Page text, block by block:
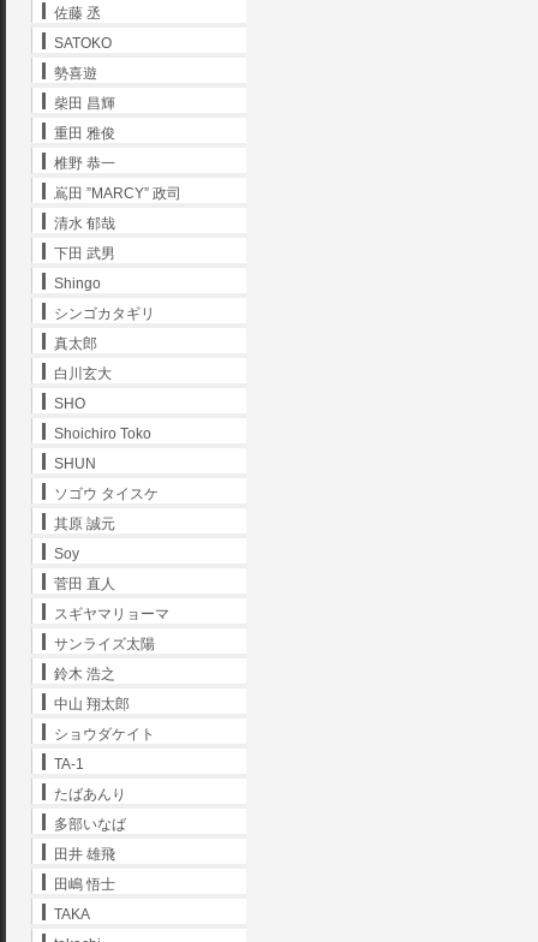
佐藤 丞
SATOKO
勢喜遊
柴田 昌輝
重田 雅俊
椎野 恭一
嶌田 ”MARCY” 政司
清水 郁哉
下田 武男
Shingo
シンゴカタギリ
真太郎
白川玄大
SHO
Shoichiro Toko
SHUN
ソゴウ タイスケ
其原 誠元
Soy
菅田 直人
スギヤマリョーマ
サンライズ太陽
鈴木 浩之
中山 翔太郎
ショウダケイト
TA-1
たばあんり
多部いなば
田井 雄飛
田嶋 悟士
TAKA